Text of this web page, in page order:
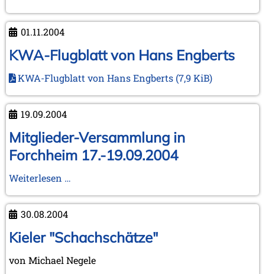
März 2023 (1 Eintrag)
Februar 2023 (2 Einträge)
2022
November 2022 (2 Einträge)
Oktober 2022 (1 Eintrag)
September 2022 (1 Eintrag)
Mai 2022 (1 Eintrag)
März 2022 (1 Eintrag)
2021
Dezember 2021 (1 Eintrag)
November 2021 (1 Eintrag)
Oktober 2021 (1 Eintrag)
Oktober 2019 (1 Eintrag)
Mai 2019 (1 Eintrag)
2017
Lübeck"
01.11.2004
KWA-Flugblatt von Hans Engberts
KWA-Flugblatt von Hans Engberts (7,9 KiB)
19.09.2004
Mitglieder-Versammlung in
Forchheim 17.-19.09.2004
Weiterlesen …
in
17.-19.09.2004
30.08.2004
Kieler "Schachschätze"
von Michael Negele